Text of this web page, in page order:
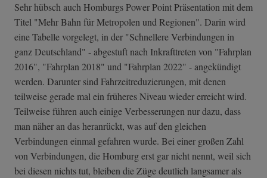
Sehr hübsch auch Homburgs Power Point Präsentation mit dem
Titel "Mehr Bahn für Metropolen und Regionen". Darin wird
eine Tabelle vorgelegt, in der "Schnellere Verbindungen in
ganz Deutschland" - abgestuft nach Inkrafttreten von "Fahrplan
2016", "Fahrplan 2018" und "Fahrplan 2022" - angekündigt
werden. Darunter sind Fahrzeitreduzierungen, mit denen
teilweise gerade mal ein früheres Niveau wieder erreicht wird.
Teilweise führen auch einige Verbesserungen nur dazu, dass
man näher an das heranrückt, was auf den gleichen
Verbindungen einmal gefahren wurde. Bei einer großen Zahl
von Verbindungen, die Homburg erst gar nicht nennt, weil sich
bei diesen nichts tut, bleiben die Züge deutlich langsamer als